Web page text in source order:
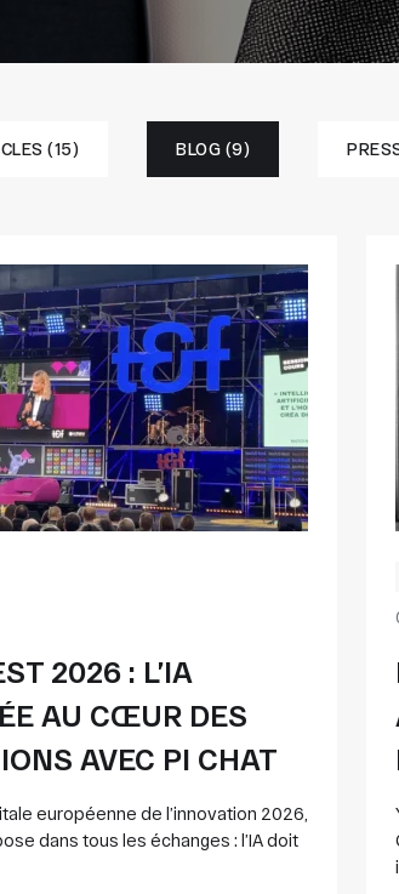
(15) BLOG (9)
2026 : L’IA
AU CŒUR DES
AVEC PI CHAT
européenne de l’innovation 2026,
dans tous les échanges : l’IA doit